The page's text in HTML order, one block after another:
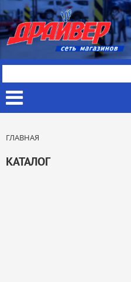
ГЛАВНАЯ
КАТАЛОГ